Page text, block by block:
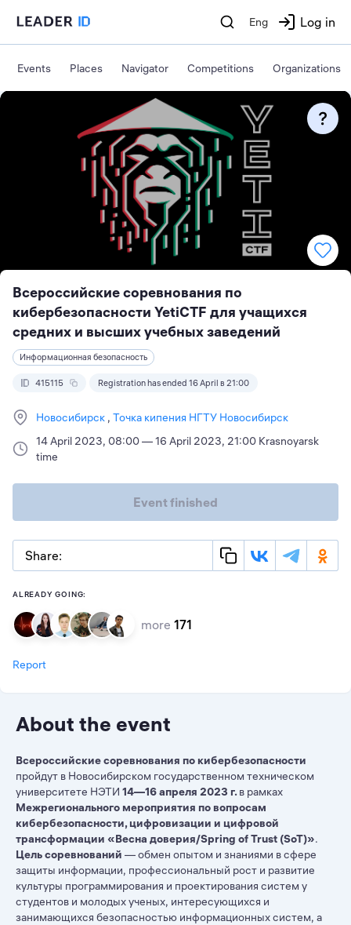
Eng Log in
Events Places Navigator Competitions Organizations
Всероссийские соревнования по
кибербезопасности YetiCTF для учащихся
средних и высших учебных заведений
Информационная безопасность
415115 Registration has ended 16 April в 21:00
Новосибирск Точка кипения НГТУ Новосибирск
14 April 2023, 08:00 — 16 April 2023, 21:00 Krasnoyarsk
time
Event finished
Share:
ALREADY GOING:
more 171
Report
About the event
Всероссийские соревнования по кибербезопасности
пройдут в Новосибирском государственном техническом
университете НЭТИ 14—16 апреля 2023 г.в рамках
Межрегионального мероприятия по вопросам
кибербезопасности, цифровизации и цифровой
трансформации «Весна доверия/Spring of Trust (SoT)».
Цель соревнований — обмен опытом и знаниями в сфере
защиты информации, профессиональный рост и развитие
культуры программирования и проектирования систем у
студентов и молодых ученых, интересующихся и
занимающихся безопасностью информационных систем, а